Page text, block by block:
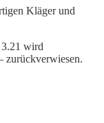
Kläger und
3.21 wird
zurückverwiesen.